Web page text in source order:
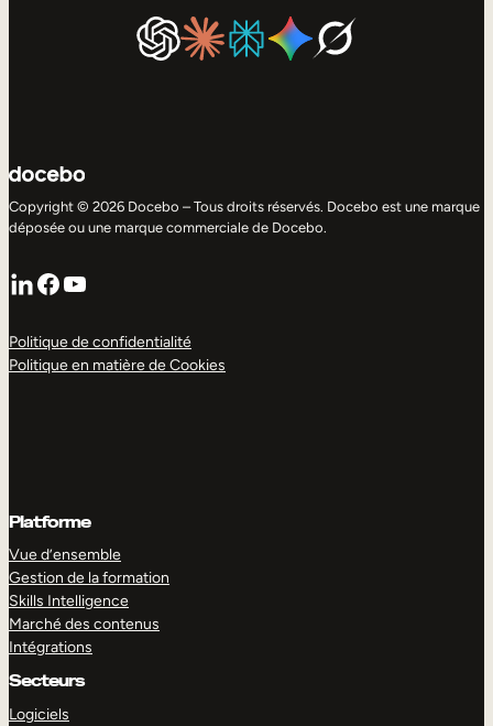
Copyright © 2026 Docebo – Tous droits réservés. Docebo est une marque
déposée ou une marque commerciale de Docebo.
LinkedIn
Facebook
YouTube
Politique de confidentialité
Politique en matière de Cookies
Platforme
Vue d’ensemble
Gestion de la formation
Skills Intelligence
Marché des contenus
Intégrations
Secteurs
Logiciels